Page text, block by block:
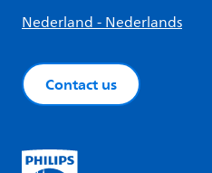
Nederland - Nederlands
Contact us